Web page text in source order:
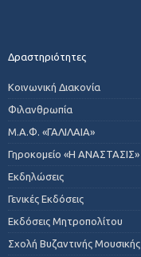
Δραστηριότητες
Κοινωνική Διακονία
Φιλανθρωπία
Μ.Α.Φ. «ΓΑΛΙΛΑΙΑ»
Γηροκομείο «Η ΑΝΑΣΤΑΣΙΣ»
Εκδηλώσεις
Γενικές Εκδόσεις
Εκδόσεις Μητροπολίτου
Σχολή Βυζαντινής Μουσικής